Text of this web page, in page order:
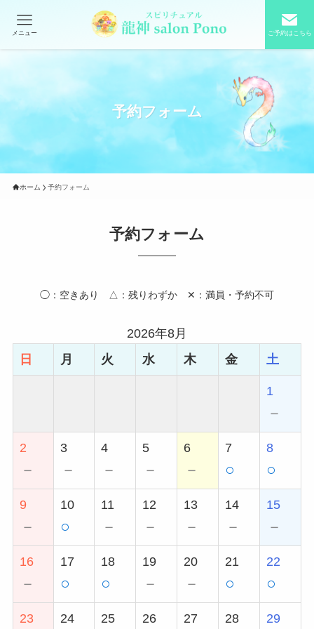
ご予約はこちら
メニュー
予約フォーム
ホーム 予約フォーム
予約フォーム
◯：空きあり △：残りわずか ✕：満員・予約不可
2026年8月
日
月 火 水 木 金 土
1
－
2
－
3
－
4
－
5
－
6
－
7
○
8
○
9
－
10
○
11
－
12
－
13
－
14
－
15
－
16
－
17
○
18
○
19
－
20
－
21
○
22
○
23 24 25 26 27 28 29